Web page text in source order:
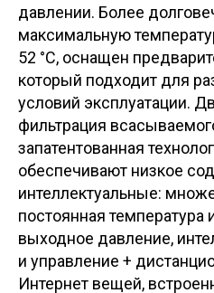
давлении. Более
максимальную
52 °C, оснащен
который подходит для
условий эксплуатации.
фильтрация
запатентованная
обеспечивают низкое
интеллектуальные:
постоянная температура
выходное давление,
и управление +
Интернет вещей,